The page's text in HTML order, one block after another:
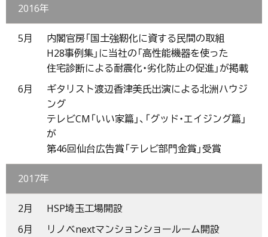
2016年
5月
内閣官房「国土強靭化に資する民間の取組
H28事例集」に当社の「高性能機器を使った
住宅診断による耐震化・劣化防止の促進」が掲載
6月
ギタリスト渡辺香津美氏出演による北洲ハウジ
ング
テレビCM「いい家篇」、「グッド・エイジング篇」
が
第46回仙台広告賞「テレビ部門金賞」受賞
2017年
2月
HSP埼玉工場開設
6月
リノベnextマンションショールーム開設